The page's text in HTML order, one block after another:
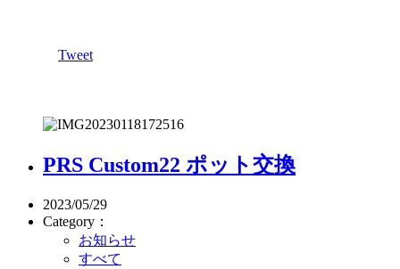
Tweet
PRS Custom22 ポット交換
2023/05/29
Category：
お知らせ
すべて